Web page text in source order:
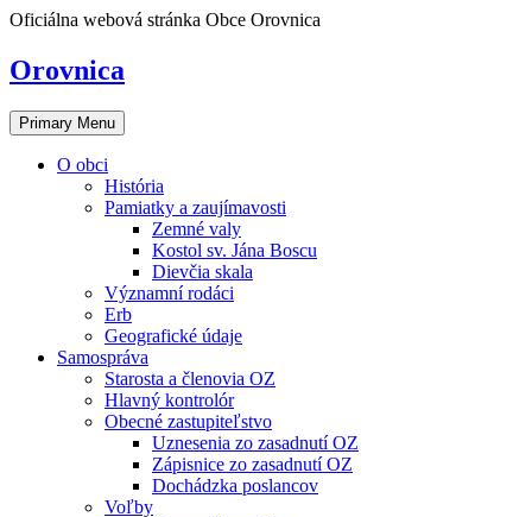
Skip
content
Oficiálna webová stránka Obce Orovnica
Orovnica
Primary Menu
O obci
História
Pamiatky a zaujímavosti
Zemné valy
Kostol sv. Jána Boscu
Dievčia skala
Významní rodáci
Erb
Geografické údaje
Samospráva
Starosta a členovia OZ
Hlavný kontrolór
Obecné zastupiteľstvo
Uznesenia zo zasadnutí OZ
Zápisnice zo zasadnutí OZ
Dochádzka poslancov
Voľby